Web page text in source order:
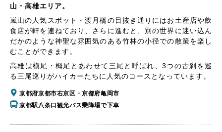
山・高雄エリア。
嵐山の人気スポット・渡月橋の目抜き通りにはお土産店や飲
食店が軒を連ねており、さらに進むと、別の世界に迷い込ん
だかのような神聖な雰囲気のある竹林の小径での散策を楽し
むことができます。
高雄は槇尾・栂尾とあわせて三尾と呼ばれ、3つの古刹を巡
る三尾巡りがハイカーたちに人気のコースとなっています。
京都府京都市右京区・京都府亀岡市
京都駅八条口観光バス乗降場で下車